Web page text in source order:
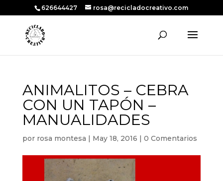
626644427 rosa@recicladocreativo.com
ANIMALITOS – CEBRA
CON UN TAPÓN –
MANUALIDADES
por rosa montesa | May 18, 2016 | 0 Comentarios